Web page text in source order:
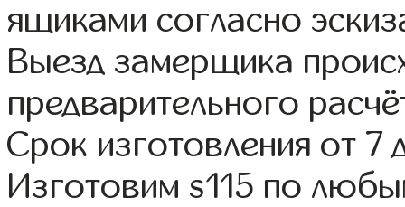
ящиками согласно
Выезд замерщика
предварительного
Срок изготовления от 7
Изготовим s115 по